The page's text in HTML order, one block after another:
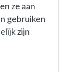
ze aan
gebruiken
zijn